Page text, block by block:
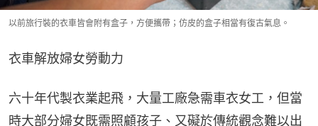
以前旅行裝的衣車皆會附有盒子，方便攜帶；仿皮的盒子相當有復古氣息。
衣車解放婦女勞動力
六十年代製衣業起飛，大量工廠急需車衣女工，但當
時大部分婦女既需照顧孩子、又礙於傳統觀念難以出